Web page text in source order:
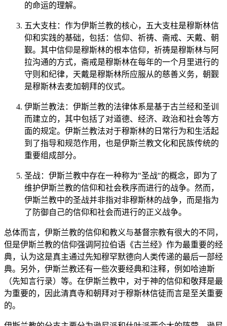
的命运的理解。
五大支柱：作为伊斯兰教的核心，五大支柱是穆斯林信
仰和实践的基础，包括：信仰、祈祷、斋戒、天戴、朝
觐。其中信仰是穆斯林的根本信仰，祈祷是穆斯林与阿
拉沟通的方式，斋戒是穆斯林在每年的一个月里进行的
守则和纪律，天戴是穆斯林所应服从的慈善义务，朝觐
是穆斯林去麦加朝拜的仪式。
伊斯兰教法：伊斯兰教的法律体系是基于古兰经和圣训
而建立的，其中包括了对道德、经济、政治和社会等方
面的规定。伊斯兰教法对于穆斯林的日常行为和生活起
到了指导和规范作用，也是伊斯兰教文化和民族传统的
重要组成部分。
圣战：伊斯兰教中存在一种称为"圣战"的概念，即为了
维护伊斯兰教的信仰和社会秩序而进行的战争。然而，
伊斯兰教中的圣战并非指对非穆斯林的战争，而是指为
了防御自己的信仰和社会而进行的正义战争。
总体而言，伊斯兰教的信仰和教义与基督宗教有很大的不同，
但是伊斯兰教的信仰强调阿拉伯语《古兰经》作为最重要的经
典，认为这是真主通过先知穆罕默德向人类传递的最后一部经
典。另外，伊斯兰教还有一些次要经典和注释，例如哈迪斯
（先知言行录）等。在伊斯兰教中，对于神的信仰和敬拜是最
为重要的，因此清真寺和朝拜对于穆斯林信徒而言是至关重要
的。